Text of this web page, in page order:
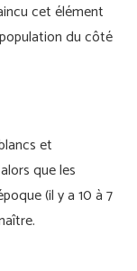
cet élément
du côté
et
que les
(il y a 10 à 7